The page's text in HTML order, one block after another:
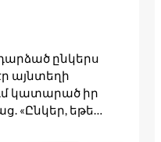
ընկերս
այնտեղի
կատարած իր
«Ընկեր, եթե…